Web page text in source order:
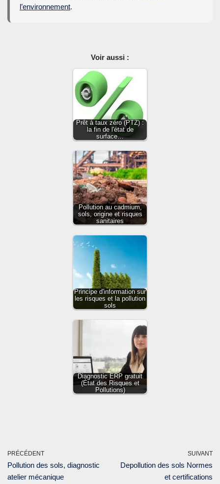
l’environnement.
Voir aussi :
Prêt à taux zéro (PTZ) :
la fin de l'état de
surface…
Pollution au cadmium,
sols, origine et risques
sanitaires
Principe d'information sur
les risques et la pollution
sols
Diagnostic ERP gratuit
(État des Risques et
Pollutions)
PRÉCÉDENT
Pollution des sols, diagnostic
atelier mécanique
SUIVANT
Depollution des sols Normes
et certifications